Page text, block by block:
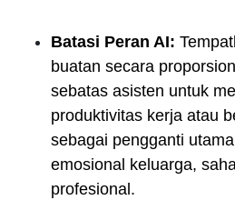
Batasi Peran AI:
buatan secara
sebatas asisten untuk
produktivitas kerja atau
sebagai pengganti
emosional keluarga,
profesional.